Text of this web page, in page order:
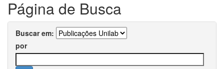
Página de Busca
Buscar em:
por